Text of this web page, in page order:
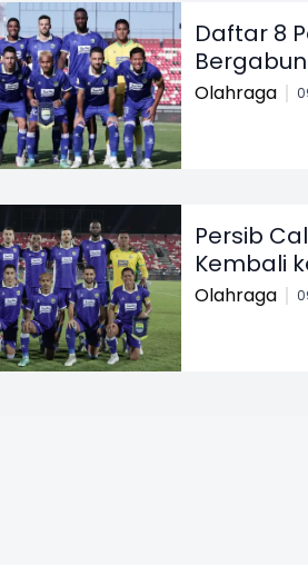
Daftar 8
Olahraga
Persib
Kembali
Olahraga